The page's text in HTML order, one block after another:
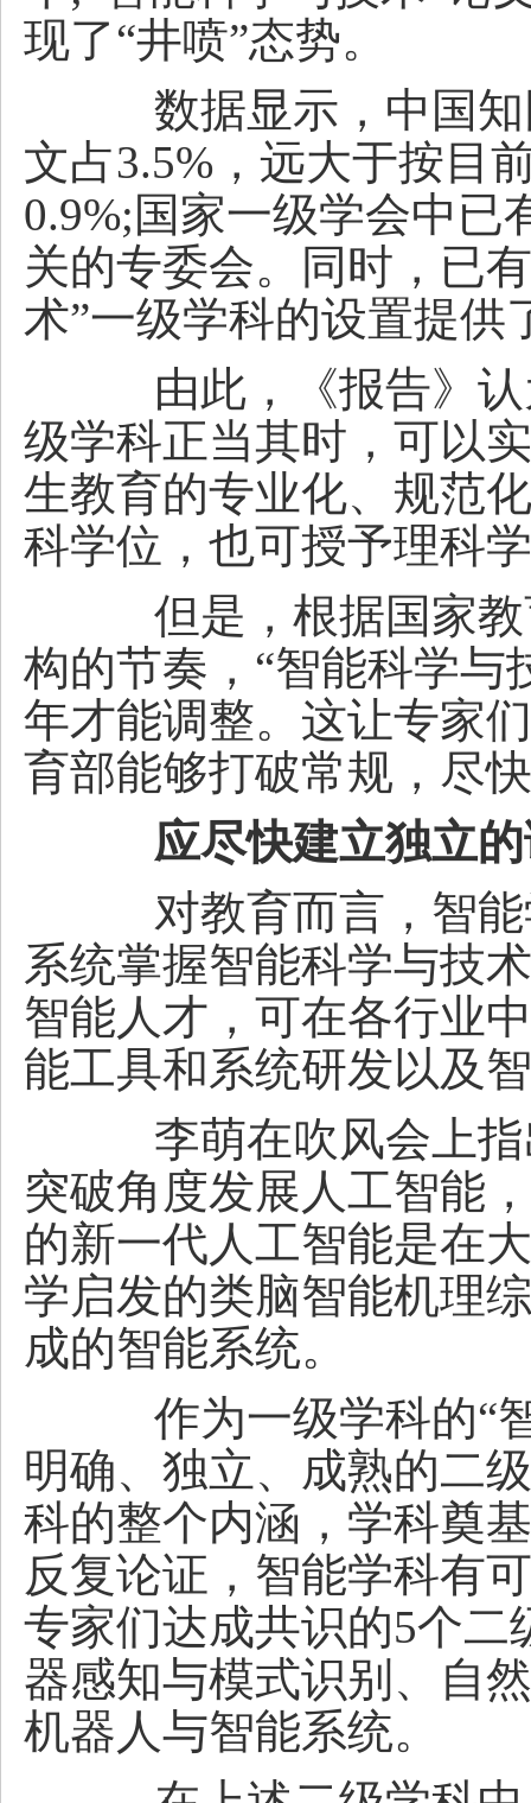
现了“井喷”态势。
数据显示，中国知
文占3.5%，远大于按目
0.9%;国家一级学会中已
关的专委会。同时，已
术”一级学科的设置提供
由此，《报告》认
级学科正当其时，可以
生教育的专业化、规范
科学位，也可授予理科
但是，根据国家教
构的节奏，“智能科学与
年才能调整。这让专家
育部能够打破常规，尽
应尽快建立独立的
对教育而言，智能
系统掌握智能科学与技
智能人才，可在各行业
能工具和系统研发以及
李萌在吹风会上指
突破角度发展人工智能
的新一代人工智能是在
学启发的类脑智能机理
成的智能系统。
作为一级学科的“智
明确、独立、成熟的二
科的整个内涵，学科奠
反复论证，智能学科有
专家们达成共识的5个
器感知与模式识别、自
机器人与智能系统。